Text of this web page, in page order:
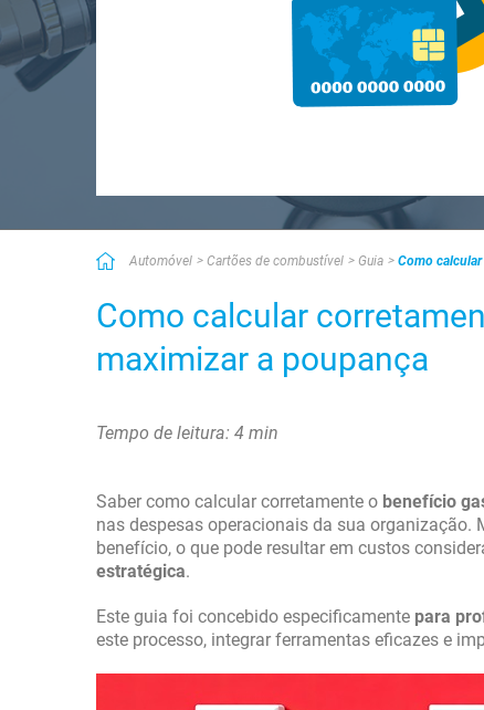
Automóvel Cartões de combustível Guia Como
Como calcular
maximizar a poupança
Tempo de leitura: 4 min
Saber como calcular corretamente o benefício
nas despesas operacionais da sua
benefício, o que pode resultar em custos
estratégica.
Este guia foi concebido especificamente para
este processo, integrar ferramentas eficazes e